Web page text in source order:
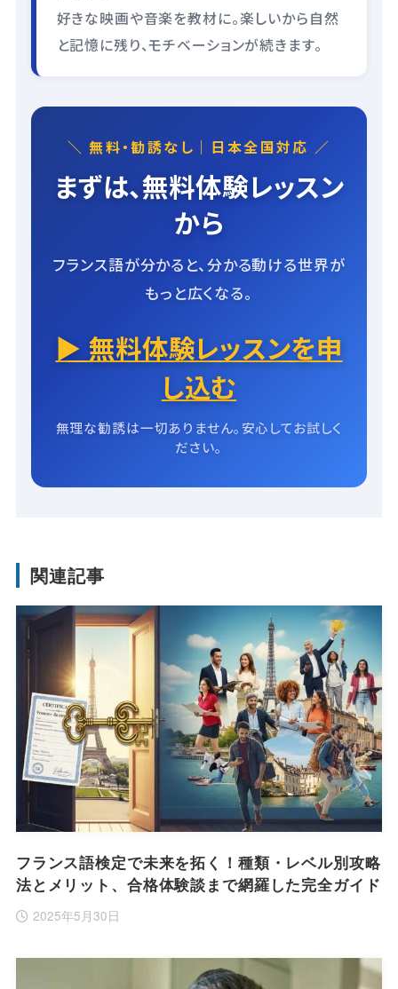
好きな映画や音楽を教材に。楽しいから自然
と記憶に残り、モチベーションが続きます。
＼ 無料・勧誘なし｜日本全国対応 ／
まずは、無料体験レッスン
から
フランス語が分かると、分かる動ける世界が
もっと広くなる。
▶ 無料体験レッスンを申
し込む
無理な勧誘は一切ありません。安心してお試しく
ださい。
関連記事
フランス語検定で未来を拓く！種類・レベル別攻略
法とメリット、合格体験談まで網羅した完全ガイド
2025年5月30日